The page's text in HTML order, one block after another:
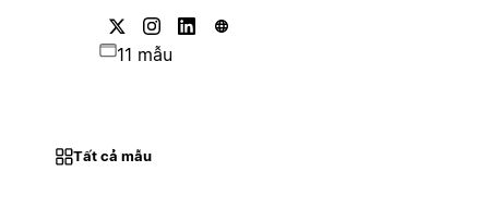
11 mẫu
Tất cả mẫu